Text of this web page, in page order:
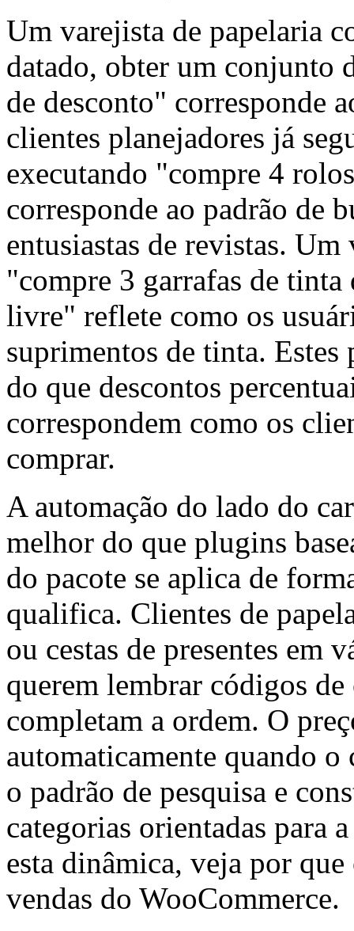
Um varejista de papelaria
datado, obter um conjunto
de desconto" corresponde
clientes planejadores já
executando "compre 4
corresponde ao padrão de
entusiastas de revistas.
"compre 3 garrafas de
livre" reflete como os
suprimentos de tinta. Estes
do que descontos
correspondem como os
comprar.
A automação do lado do
melhor do que plugins
do pacote se aplica de
qualifica. Clientes de
ou cestas de presentes em
querem lembrar códigos
completam a ordem. O
automaticamente quando
o padrão de pesquisa e
categorias orientadas para
esta dinâmica, veja por
vendas do WooCommerce.